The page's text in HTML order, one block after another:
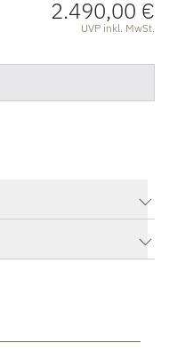
2.490,00 €
UVP inkl. MwSt.